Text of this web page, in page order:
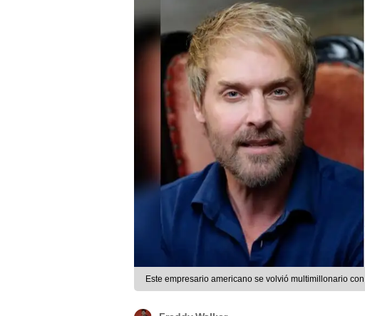
Este empresario americano se volvió multimillonario